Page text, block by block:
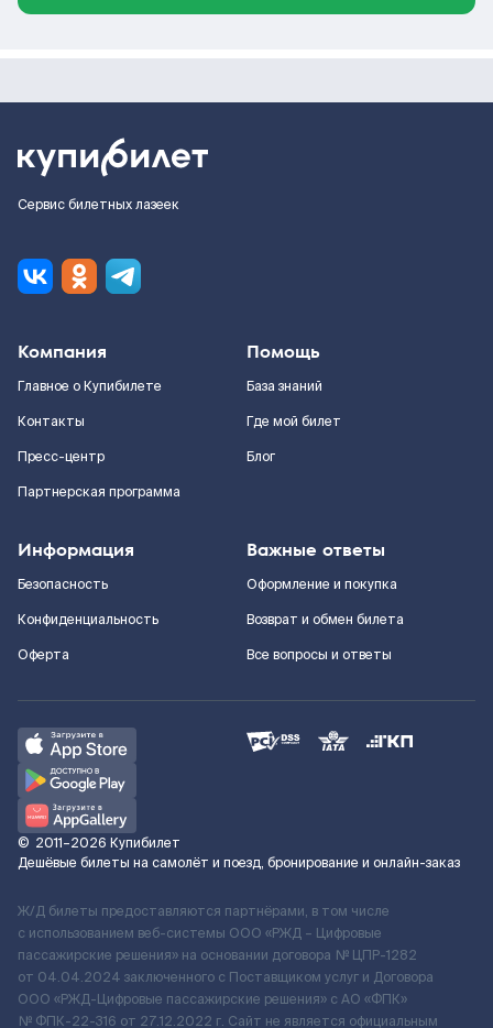
Сервис билетных лазеек
Компания
Главное о Купибилете
Контакты
Пресс-центр
Партнерская программа
Помощь
База знаний
Где мой билет
Блог
Информация
Безопасность
Конфиденциальность
Оферта
Важные ответы
Оформление и покупка
Возврат и обмен билета
Все вопросы и ответы
© 2011–2026 Купибилет
Дешёвые билеты на самолёт и поезд, бронирование и онлайн-заказ
Ж/Д билеты предоставляются партнёрами, в том числе
с использованием веб-системы ООО «РЖД – Цифровые
пассажирские решения» на основании договора № ЦПР-1282
от 04.04.2024 заключенного с Поставщиком услуг и Договора
ООО «РЖД-Цифровые пассажирские решения» c АО «ФПК»
№ ФПК-22-316 от 27.12.2022 г. Сайт не является официальным